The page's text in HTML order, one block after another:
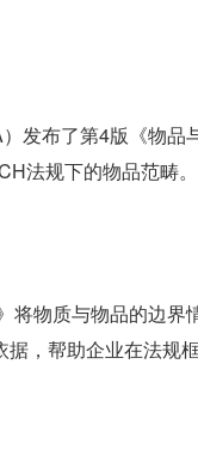
发布了第4版《物
法规下的物品范畴。
将物质与物品的边
，帮助企业在法规